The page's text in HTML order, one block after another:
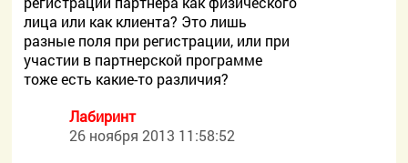
лица или как клиента? Это лишь
разные поля при регистрации, или при
участии в партнерской программе
тоже есть какие-то различия?
Лабиринт
26 ноября 2013 11:58:52